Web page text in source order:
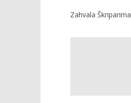
Zahvala Škriparima